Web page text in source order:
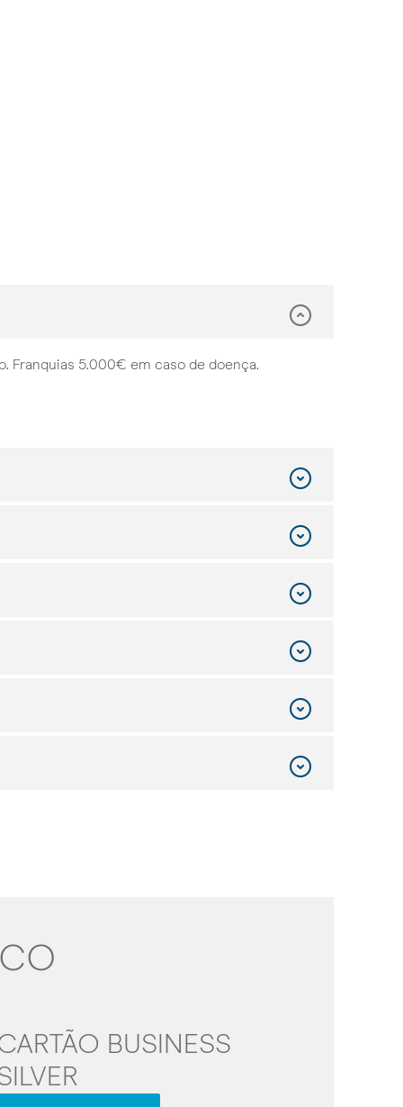
Franquias 5.000€ em caso de doença.
BUSINESS